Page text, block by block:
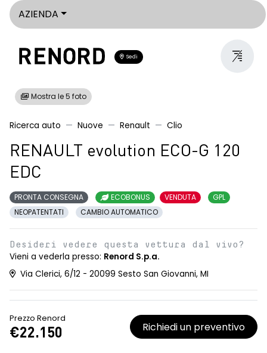
AZIENDA
Sedi
Mostra le 5 foto
Ricerca auto Nuove Renault Clio
RENAULT evolution ECO-G 120
EDC
PRONTA CONSEGNA ECOBONUS VENDUTA
GPL
NEOPATENTATI
CAMBIO AUTOMATICO
Desideri vedere questa vettura dal vivo?
Vieni a vederla presso: Renord S.p.a.
Via Clerici, 6/12 - 20099 Sesto San Giovanni, MI
Prezzo Renord
€22.150 Richiedi un preventivo